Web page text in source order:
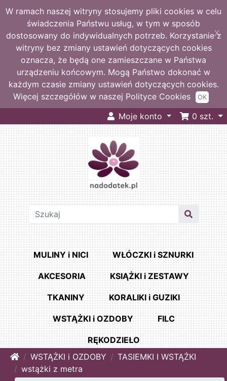
W ramach naszej witryny stosujemy pliki cookies w celu
świadczenia Państwu usług, w tym w sposób
dostosowany do indywidualnych potrzeb. Korzystanie z
witryny bez zmiany ustawień dotyczących cookies
oznacza, że będą one zamieszczane w Państwa
urządzeniu końcowym. Mogą Państwo dokonać w
każdym czasie zmiany ustawień dotyczących cookies.
Więcej szczegółów w naszej Polityce Cookies
X
OK
Moje konto 0 szt.
MULINY i NICI WŁÓCZKI i SZNURKI
AKCESORIA KSIĄŻKI i ZESTAWY
TKANINY KORALIKI i GUZIKI
WSTĄŻKI i OZDOBY FILC
RĘKODZIEŁO
HomeWSTĄŻKI i OZDOBY
TASIEMKI I WSTĄŻKI
wstążki z metra